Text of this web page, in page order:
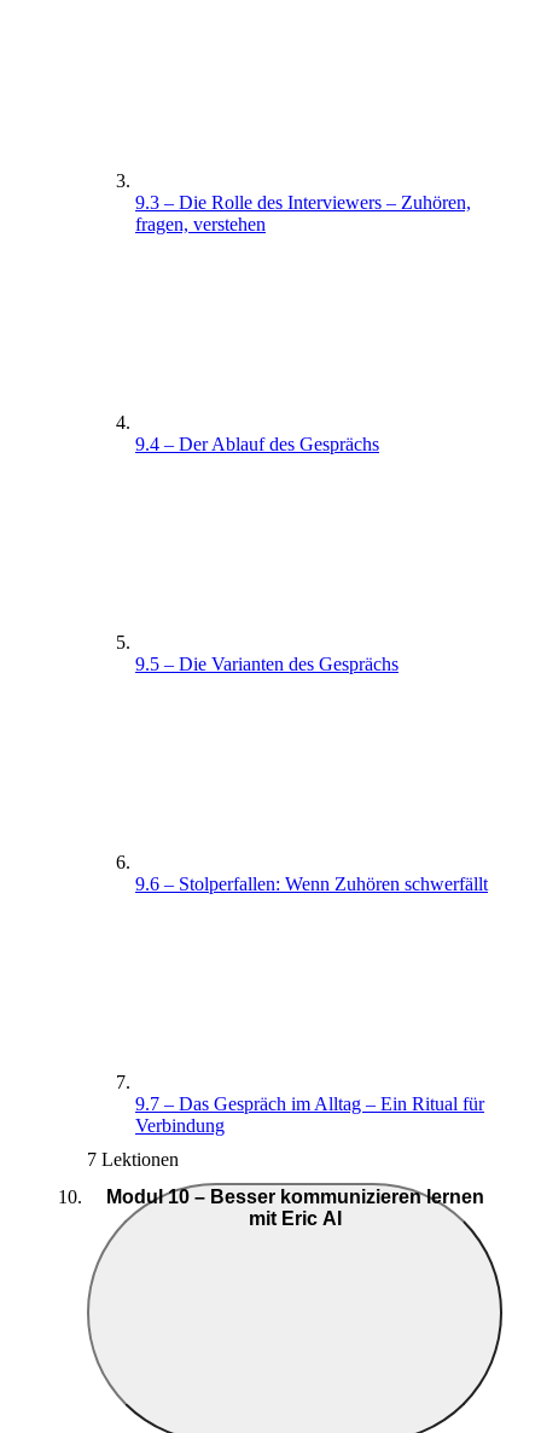
9.3 – Die Rolle des Interviewers – Zuhören,
fragen, verstehen
9.4 – Der Ablauf des Gesprächs
9.5 – Die Varianten des Gesprächs
9.6 – Stolperfallen: Wenn Zuhören schwerfällt
9.7 – Das Gespräch im Alltag – Ein Ritual für
Verbindung
7 Lektionen
Modul 10 – Besser kommunizieren lernen
mit Eric AI